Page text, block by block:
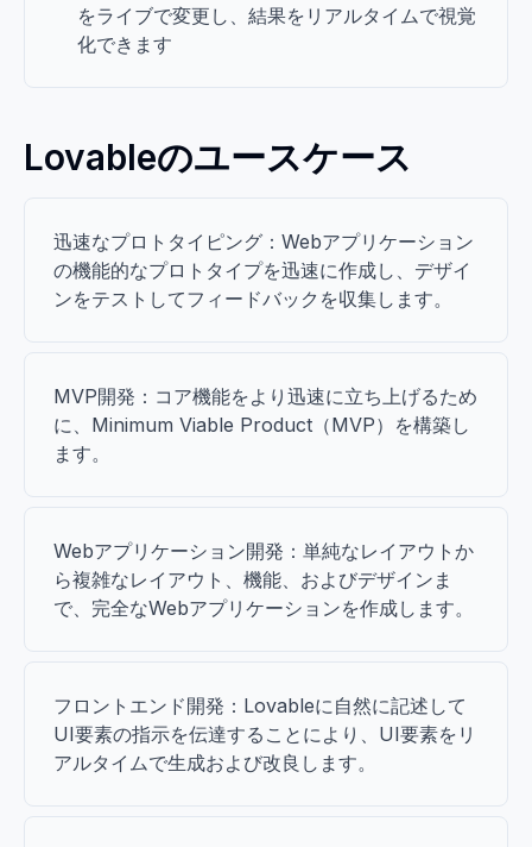
をライブで変更し、結果をリアルタイムで視覚
化できます
Lovableのユースケース
迅速なプロトタイピング：Webアプリケーション
の機能的なプロトタイプを迅速に作成し、デザイ
ンをテストしてフィードバックを収集します。
MVP開発：コア機能をより迅速に立ち上げるため
に、Minimum Viable Product（MVP）を構築し
ます。
Webアプリケーション開発：単純なレイアウトか
ら複雑なレイアウト、機能、およびデザインま
で、完全なWebアプリケーションを作成します。
フロントエンド開発：Lovableに自然に記述して
UI要素の指示を伝達することにより、UI要素をリ
アルタイムで生成および改良します。